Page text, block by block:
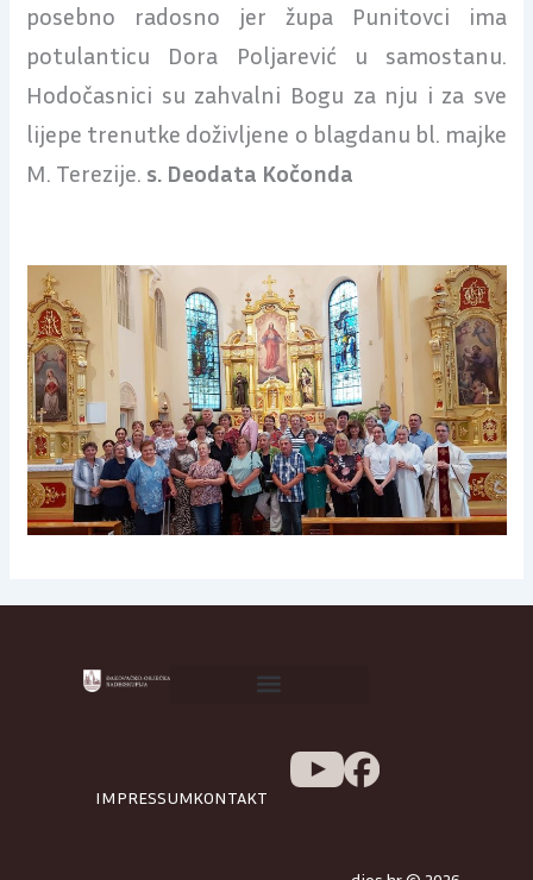
posebno radosno jer župa Punitovci ima
potulanticu Dora Poljarević u samostanu.
Hodočasnici su zahvalni Bogu za nju i za sve
lijepe trenutke doživljene o blagdanu bl. majke
M. Terezije. s. Deodata Kočonda
IMPRESSUMKONTAKT